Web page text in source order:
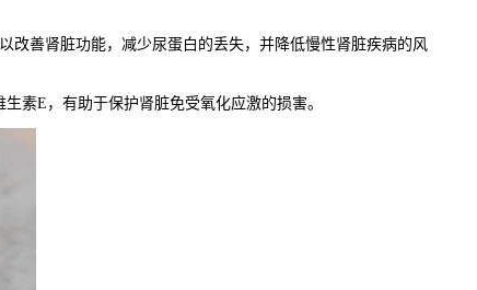
善肾脏功能，减少尿蛋白的丢失，并降低慢性肾脏疾病的风
素E，有助于保护肾脏免受氧化应激的损害。